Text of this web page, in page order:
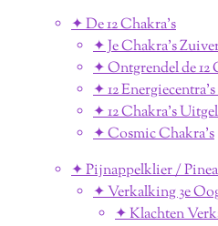
✦ De 12 Chakra's
✦ Je Chakra's
✦ Ontgrendel de 12
✦ 12
✦ 12 Chakra's
✦ Cosmic Chakra's
✦ Pijnappelklier /
✦ Verkalking 3e
✦ Klachten